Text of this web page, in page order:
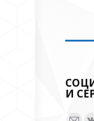
И
Ищите